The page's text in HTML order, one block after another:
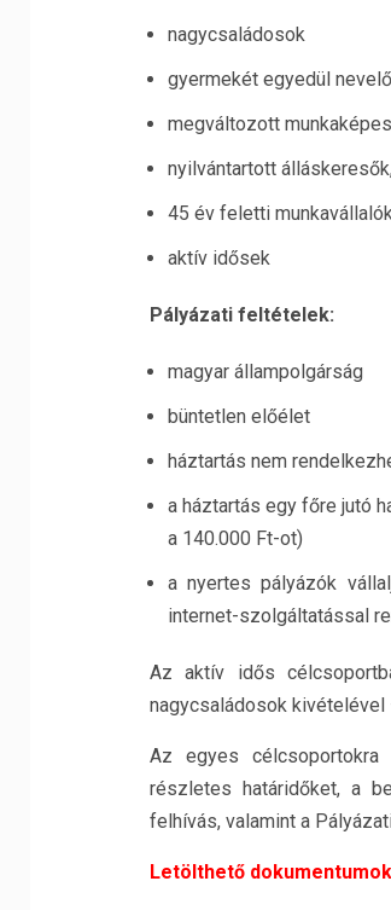
nagycsaládosok
gyermekét egyedül
megváltozott
nyilvántartott
45 év feletti
aktív idősek
Pályázati feltételek:
magyar állampolgárság
büntetlen előélet
háztartás nem
a háztartás egy főre jutó
a 140.000 Ft-ot)
a nyertes pályázók
internet-szolgáltatással
Az aktív idős
nagycsaládosok
Az egyes célcsoportokra
részletes határidőket, a
felhívás, valamint a
Letölthető dokumentumok